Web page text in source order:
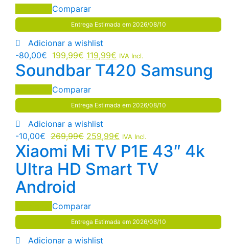
Comparar
Entrega Estimada em 2026/08/10
Adicionar a wishlist
-80,00€ 199,99€ 119,99€ IVA Incl.
Soundbar T420 Samsung
Comparar
Entrega Estimada em 2026/08/10
Adicionar a wishlist
-10,00€ 269,99€ 259,99€ IVA Incl.
Xiaomi Mi TV P1E 43″ 4k
Ultra HD Smart TV
Android
Comparar
Entrega Estimada em 2026/08/10
Adicionar a wishlist